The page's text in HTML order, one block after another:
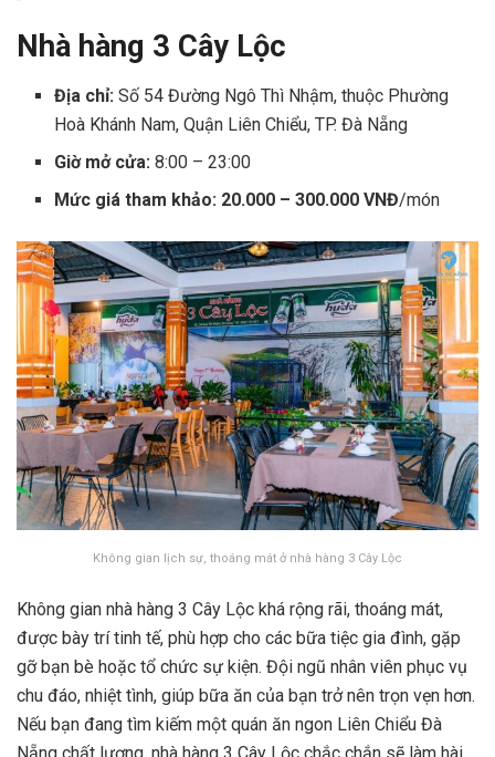
Nhà hàng 3 Cây Lộc
Địa chỉ:Số 54 Đường Ngô Thì Nhậm, thuộc Phường
Hoà Khánh Nam, Quận Liên Chiểu, TP. Đà Nẵng
Giờ mở cửa:8:00 – 23:00
Mức giá tham khảo: 20.000 – 300.000 VNĐ/món
Không gian lịch sự, thoáng mát ở nhà hàng 3 Cây Lộc
Không gian nhà hàng 3 Cây Lộc khá rộng rãi, thoáng mát,
được bày trí tinh tế, phù hợp cho các bữa tiệc gia đình, gặp
gỡ bạn bè hoặc tổ chức sự kiện. Đội ngũ nhân viên phục vụ
chu đáo, nhiệt tình, giúp bữa ăn của bạn trở nên trọn vẹn hơn.
Nếu bạn đang tìm kiếm một quán ăn ngon Liên Chiểu Đà